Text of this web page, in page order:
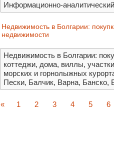
Информационно-
Недвижимость в Болгарии:
недвижимости
Недвижимость в Болгарии:
коттеджи, дома, виллы,
морских и горнолыжных
Пески, Балчик, Варна, Банско,
« 1 2 3 4 5 6